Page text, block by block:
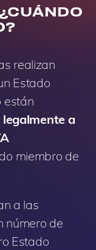
realizan
Estado
están
a
miembro de
a las
número de
Estado